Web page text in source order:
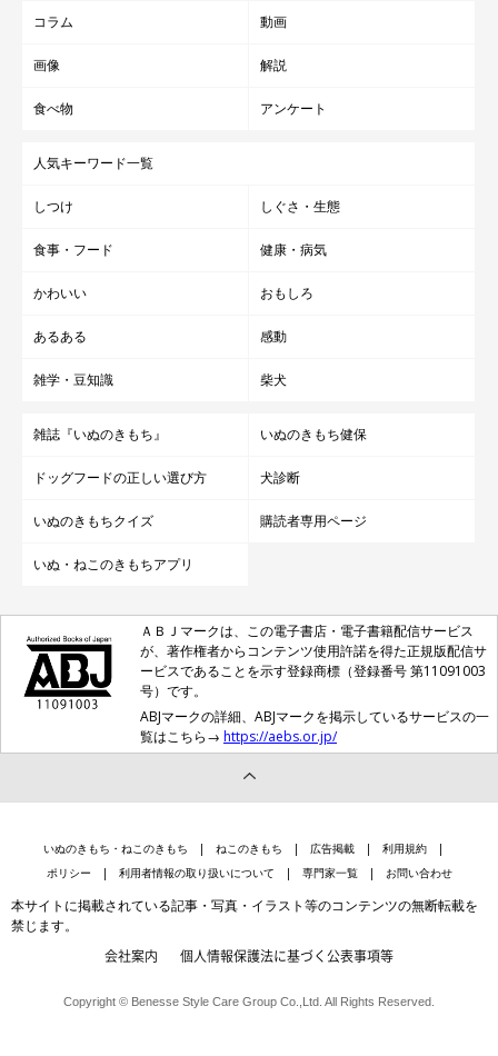
コラム 動画
画像 解説
食べ物 アンケート
人気キーワード一覧
しつけ しぐさ・生態
食事・フード 健康・病気
かわいい おもしろ
あるある 感動
雑学・豆知識 柴犬
雑誌『いぬのきもち』 いぬのきもち健保
ドッグフードの正しい選び方 犬診断
いぬのきもちクイズ 購読者専用ページ
いぬ・ねこのきもちアプリ
ＡＢＪマークは、この電子書店・電子書籍配信サービス
が、著作権者からコンテンツ使用許諾を得た正規版配信サ
ービスであることを示す登録商標（登録番号 第11091003
号）です。
ABJマークの詳細、ABJマークを掲示しているサービスの一
覧はこちら→ https://aebs.or.jp/
いぬのきもち・ねこのきもち ねこのきもち 広告掲載
利用規約
ポリシー
利用者情報の取り扱いについて 専門家一覧 お問い合わせ
本サイトに掲載されている記事・写真・イラスト等のコンテンツの無断転載を
禁じます。
会社案内 個人情報保護法に基づく公表事項等
Copyright © Benesse Style Care Group Co.,Ltd. All Rights Reserved.